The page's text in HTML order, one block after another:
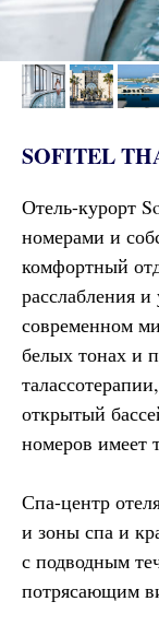
SOFITEL
Отель-курорт
номерами и
комфортный
расслабления
современном
белых тонах и
открытый
номеров имеет
Спа-центр
и зоны спа и
с подводным
потрясающим